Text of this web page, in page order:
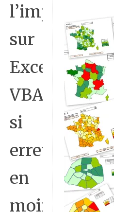
l’impression
sur
Excel
VBA
si
erreur
en
moins